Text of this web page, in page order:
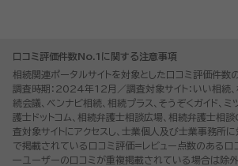
口コミ評価件数No.1に関する注意事項
相続関連ポータルサイトを対象とした口コミ評価件数
調査時期：2024年12月／調査対象サイト：いい相続、
続会議、ベンナビ相続、相続プラス、そうぞくガイド、ミ
護士ドットコム、相続弁護士相談広場、相続弁護士相
査対象サイトにアクセスし、士業個人及び士業事務所
で掲載されている口コミ評価=レビュー点数のある口
一ユーザーの口コミが重複掲載されている場合は除